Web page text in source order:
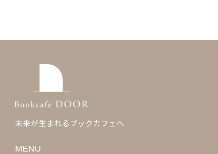
未来が⽣まれるブックカフェへ
MENU